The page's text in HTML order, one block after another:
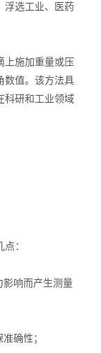
浮选工业、医药
施加重量或压
数值。该方法具
科研和工业领域
：
响而产生测量
确性；